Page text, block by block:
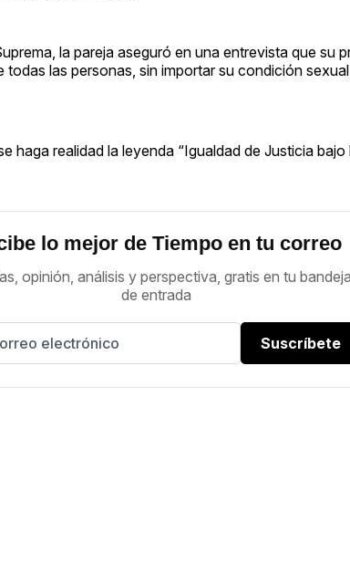
la pareja aseguró en una entrevista que su
las personas, sin importar su condición
haga realidad la leyenda “Igualdad de Justicia
lo mejor de Tiempo en tu correo
opinión, análisis y perspectiva, gratis en tu bandeja
de entrada
Suscríbete